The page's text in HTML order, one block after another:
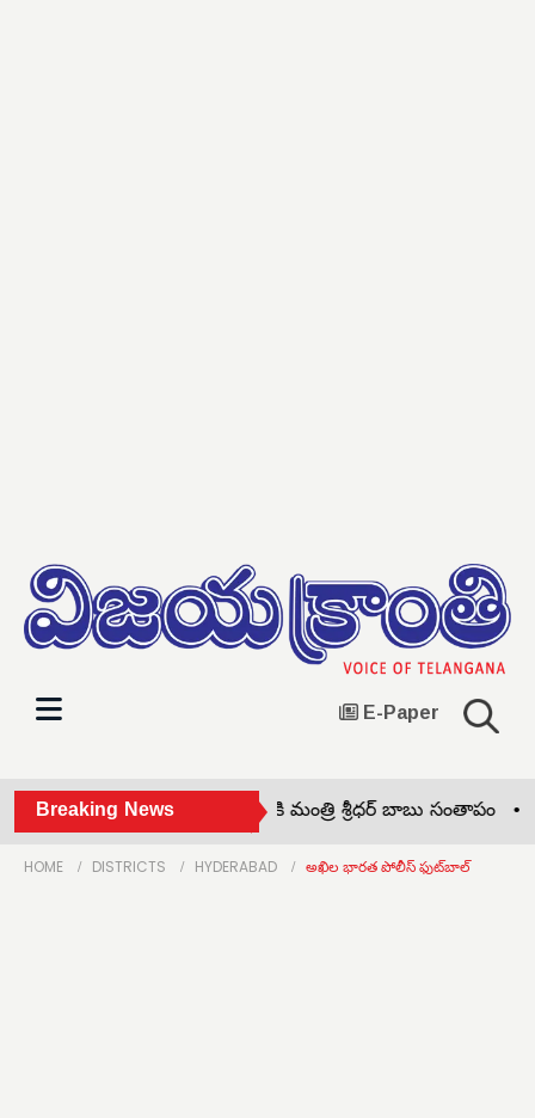
E-Paper
Breaking News
మాచిడి సత్యనారాయణ మృతికి మంత్రి శ్రీధర్ బాబు సంతాపం •
HOME DISTRICTS HYDERABAD అఖిల భారత పోలీస్ ఫుట్‌బాల్